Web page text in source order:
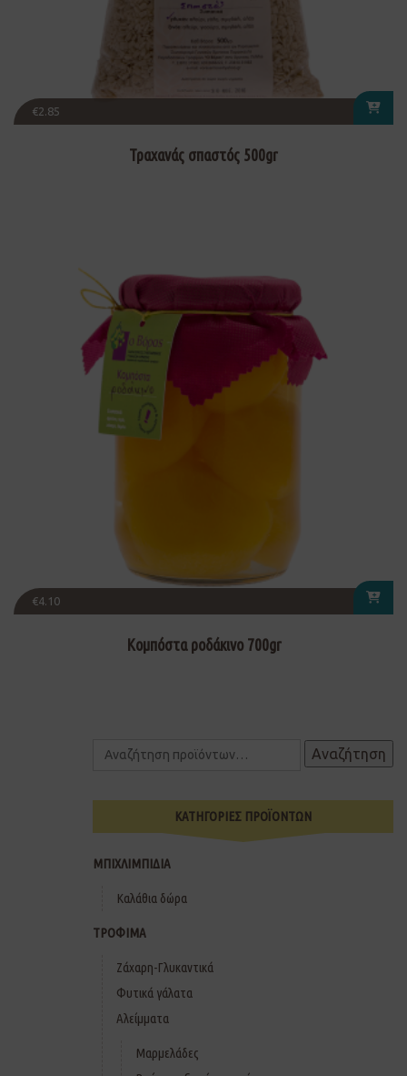
€2.85
Τραχανάς σπαστός 500gr
€4.10
Κομπόστα ροδάκινο 700gr
Αναζήτηση
ΚΑΤΗΓΟΡΙΕΣ ΠΡΟΪΟΝΤΩΝ
ΜΠΙΧΛΙΜΠΙΔΙΑ
Καλάθια δώρα
ΤΡΟΦΙΜΑ
Ζάχαρη-Γλυκαντικά
Φυτικά γάλατα
Αλείμματα
Μαρμελάδες